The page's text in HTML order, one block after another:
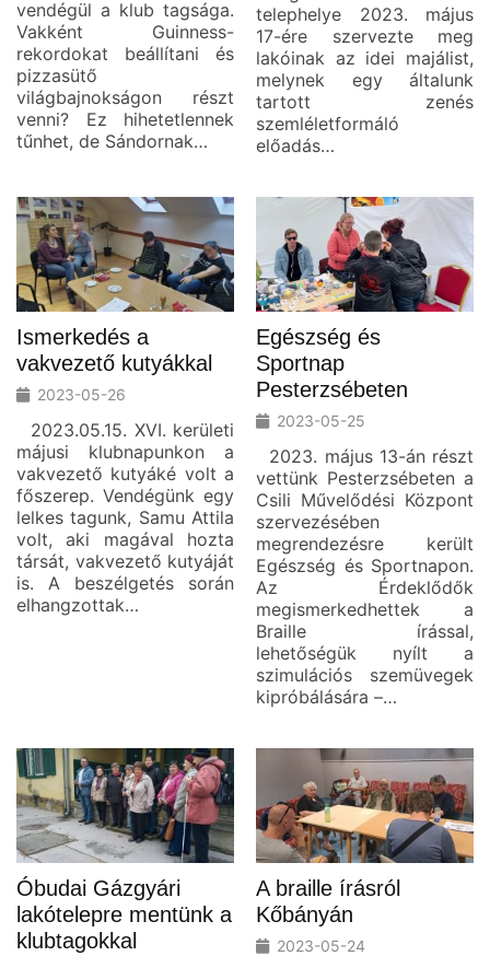
vendégül a klub tagsága.
Vakként Guinness-
rekordokat beállítani és
pizzasütő
világbajnokságon részt
venni? Ez hihetetlennek
tűnhet, de Sándornak…
telephelye 2023. május
17-ére szervezte meg
lakóinak az idei majálist,
melynek egy általunk
tartott zenés
szemléletformáló
előadás…
Ismerkedés a
vakvezető kutyákkal
2023-05-26
2023.05.15. XVI. kerületi
májusi klubnapunkon a
vakvezető kutyáké volt a
főszerep. Vendégünk egy
lelkes tagunk, Samu Attila
volt, aki magával hozta
társát, vakvezető kutyáját
is. A beszélgetés során
elhangzottak…
Egészség és
Sportnap
Pesterzsébeten
2023-05-25
2023. május 13-án részt
vettünk Pesterzsébeten a
Csili Művelődési Központ
szervezésében
megrendezésre került
Egészség és Sportnapon.
Az Érdeklődők
megismerkedhettek a
Braille írással,
lehetőségük nyílt a
szimulációs szemüvegek
kipróbálására –…
Óbudai Gázgyári
lakótelepre mentünk a
klubtagokkal
A braille írásról
Kőbányán
2023-05-24